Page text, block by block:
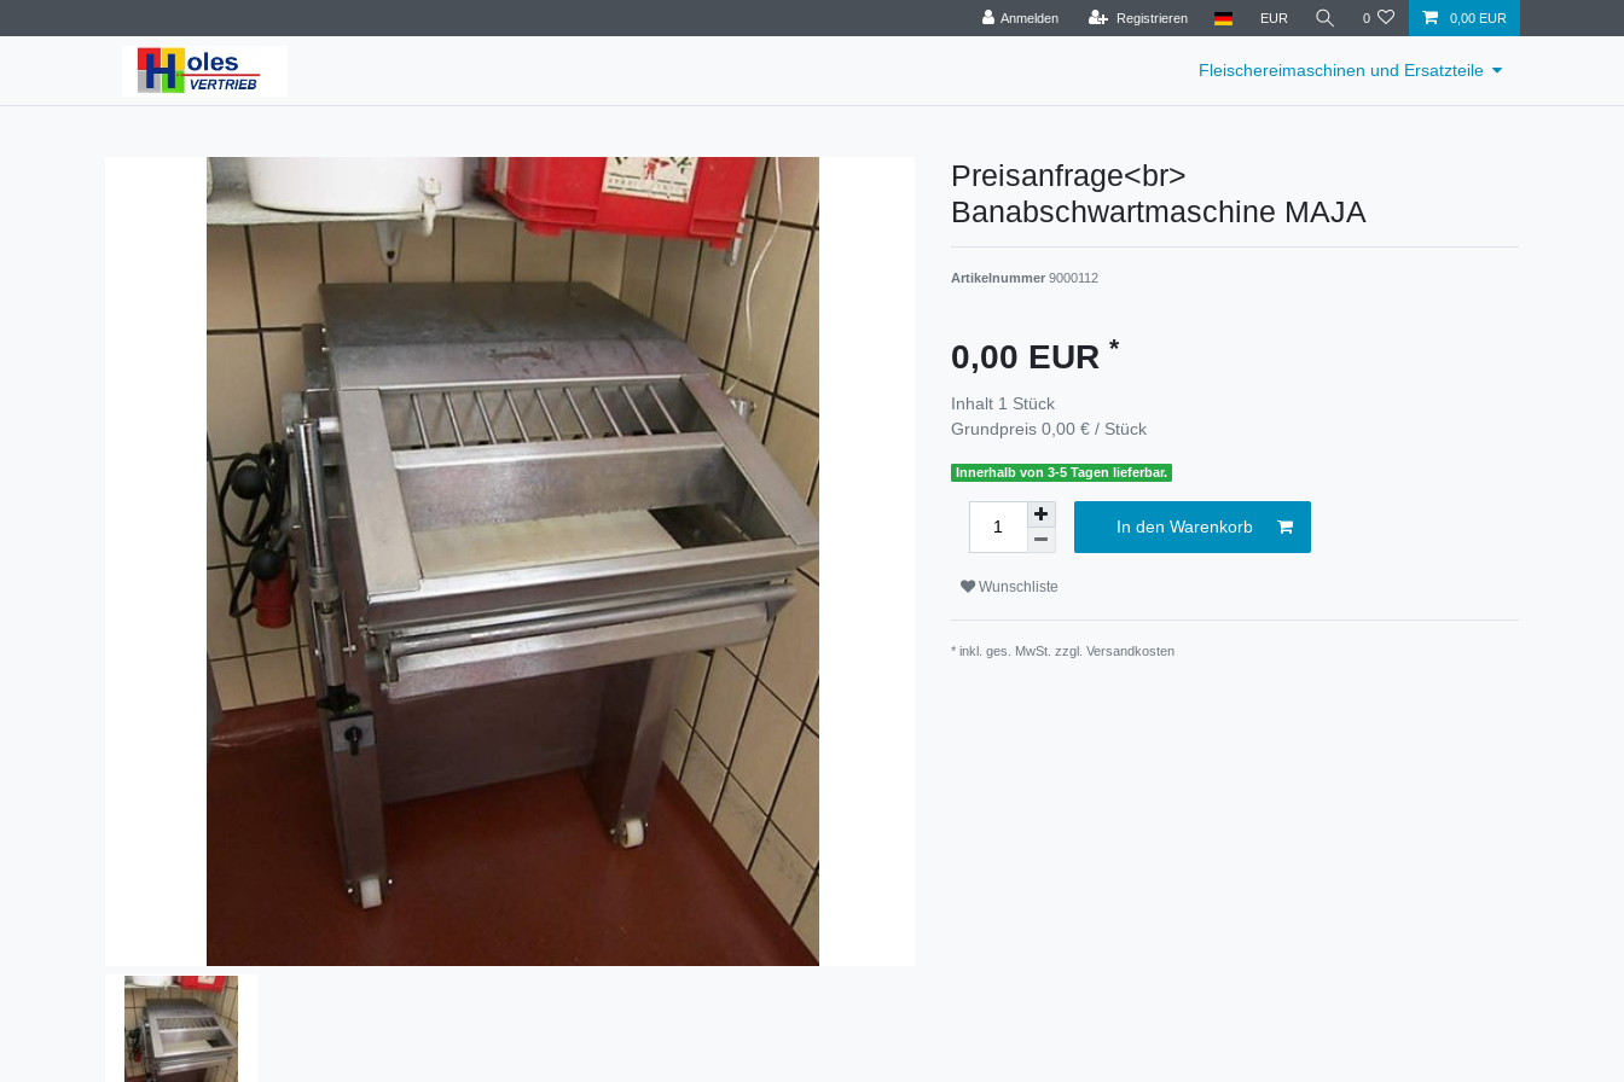
Anmelden Registrieren EUR 0 0,00 EUR
Fleischereimaschinen und Ersatzteile
Preisanfrage<br>
Banabschwartmaschine MAJA
Artikelnummer 9000112
0,00 EUR *
Inhalt 1 Stück
Grundpreis 0,00 € / Stück
Innerhalb von 3-5 Tagen lieferbar.
In den Warenkorb
Wunschliste
* inkl. ges. MwSt. zzgl. Versandkosten